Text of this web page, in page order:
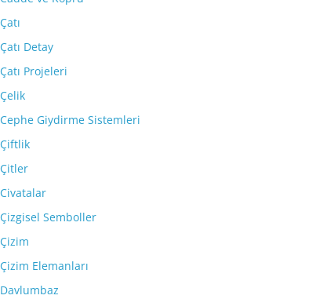
Çatı
Çatı Detay
Çatı Projeleri
Çelik
Cephe Giydirme Sistemleri
Çiftlik
Çitler
Civatalar
Çizgisel Semboller
Çizim
Çizim Elemanları
Davlumbaz